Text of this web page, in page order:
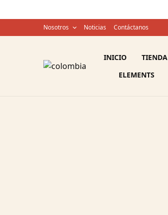
Nosotros Noticias Contáctanos
INICIO TIENDA
ELEMENTS